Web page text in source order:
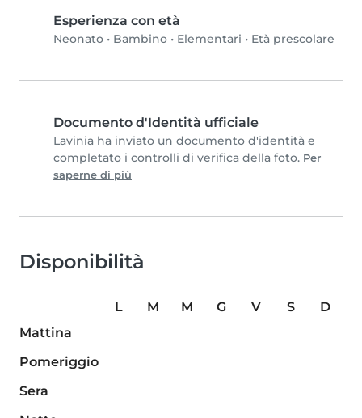
Esperienza con età
Neonato • Bambino • Elementari • Età prescolare
Documento d'Identità ufficiale
Lavinia ha inviato un documento d'identità e
completato i controlli di verifica della foto. Per
saperne di più
Disponibilità
L M M G V S
D
Mattina
Pomeriggio
Sera